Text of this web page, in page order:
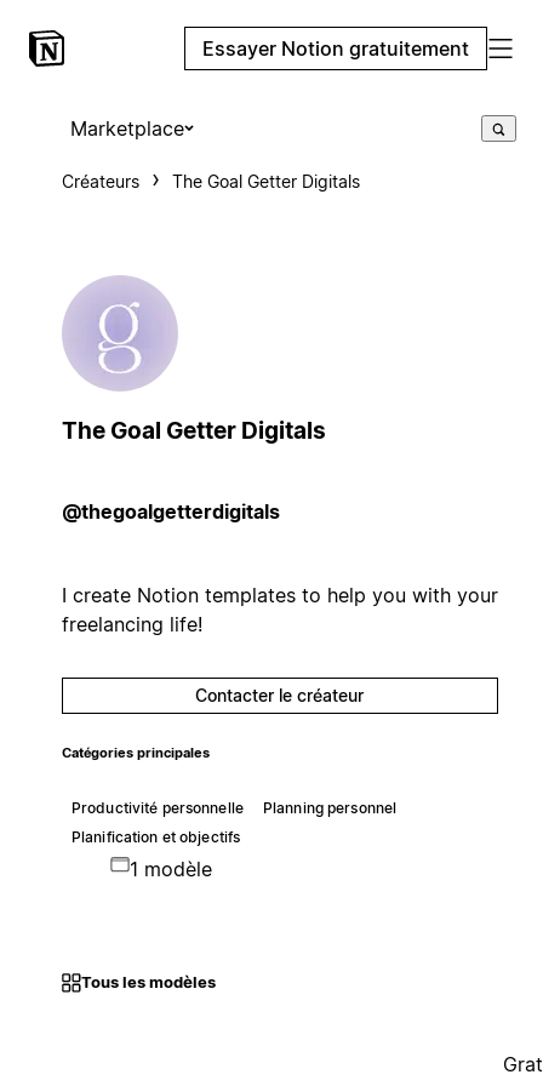
Essayer Notion gratuitement
Marketplace
Créateurs The Goal Getter Digitals
The Goal Getter Digitals
@thegoalgetterdigitals
I create Notion templates to help you with your
freelancing life!
Contacter le créateur
Catégories principales
Productivité personnelle
Planning personnel
Planification et objectifs
1 modèle
Tous les modèles